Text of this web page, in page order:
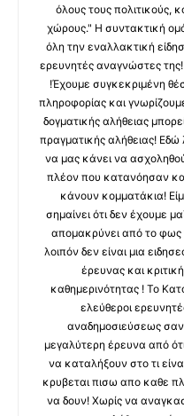
όλους τους πολιτικούς,
χώρους." Η συντακτική
όλη την εναλλακτική
ερευνητές αναγνώστες της!
!Έχουμε συγκεκριμένη
πληροφορίας και
δογματικής αλήθειας
πραγματικής αλήθειας! Εδώ
να μας κάνει να
πλέον που κατανόησαν
κάνουν κομματάκια!
σημαίνει ότι δεν έχουμε
απομακρύνει από το φως
λοιπόν δεν είναι μια
έρευνας και
καθημερινότητας ! Το
ελεύθεροι
αναδημοσιεύσεως
μεγαλύτερη έρευνα από
να καταλήξουν στο τι
κρυβεται πισω απο καθε
να δουν! Χωρίς να